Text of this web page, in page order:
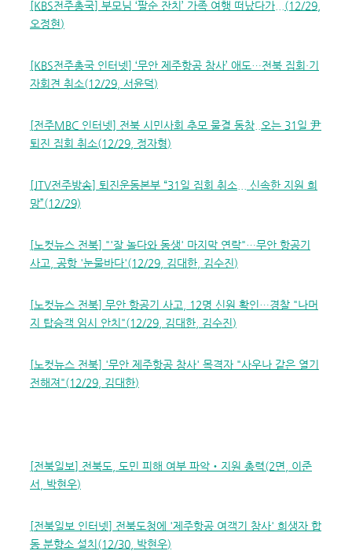
[KBS전주총국] 부모님 ‘팔순 잔치 ’ 가족 여행 떠났다가 ...(12/29,
오정현)
[KBS전주총국 인터넷] ‘무안 제주항공 참사’ 애도…전북 집회 ·기
자회견 취소(12/29, 서윤덕)
[전주MBC 인터넷] 전북 시민사회 추모 물결 동참 오는 31일 尹
퇴진 집회 취소(12/29, 정자형)
[JTV전주방송] 퇴진운동본부 “31일 집회 취소
신속한 지원 희
망”(12/29)
[노컷뉴스 전북] "'잘 놀다와 동생' 마지막 연락"…무안 항공기
사고
공항 '눈물바다'(12/29, 김대한 김수진 )
[노컷뉴스 전북] 무안 항공기 사고 , 12명 신원 확인 …경찰 "나머
지 탑승객 임시 안치 "(12/29, 김대한 김수진 )
[노컷뉴스 전북] '무안 제주항공 참사' 목격자 "사우나 같은 열기
전해져"(12/29, 김대한)
[전북일보] 전북도 도민 피해 여부 파악 ‧ 지원 총력(2면
이준
서
박현우)
[전북일보 인터넷] 전북도청에 '제주항공 여객기 참사' 희생자 합
동 분향소 설치 (12/30, 박현우)